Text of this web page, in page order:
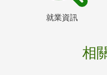
就業資訊
相